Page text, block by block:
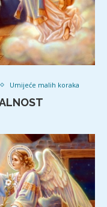
Umijeće malih koraka